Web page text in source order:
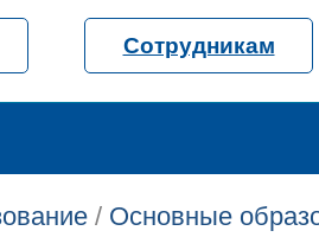
Сотрудникам
/ Основные